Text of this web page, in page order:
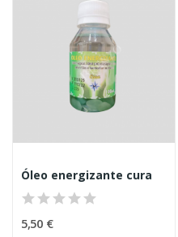
Óleo energizante cura
5,50 €